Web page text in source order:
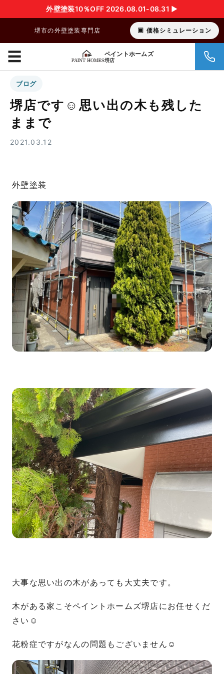
外壁塗装10％OFF 2026.08.01-08.31 ▶︎
堺市の外壁塗装専門店 価格シミュレーション
ペイントホームズ
堺店
☰
ブログ
堺店です☺︎思い出の木も残した
ままで
2021.03.12
外壁塗装
大事な思い出の木があっても大丈夫です。
木がある家こそペイントホームズ堺店にお任せくだ
さい ☺︎
花粉症ですがなんの問題もございません ☺︎